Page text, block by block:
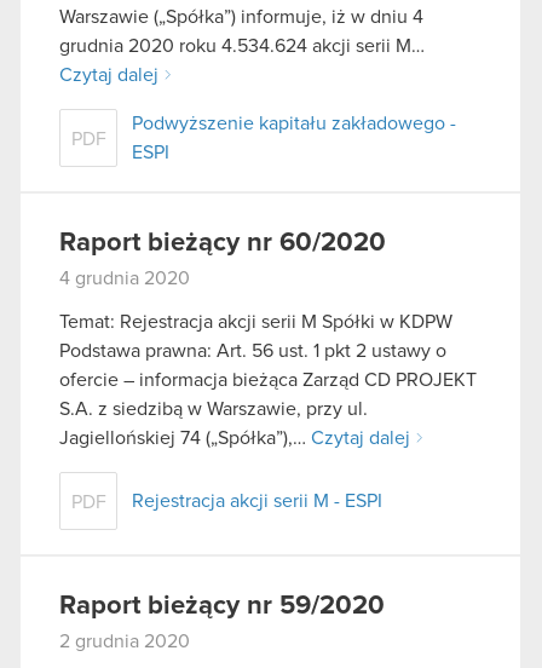
Warszawie („Spółka”) informuje, iż w dniu 4
grudnia 2020 roku 4.534.624 akcji serii M…
Czytaj dalej
PDF
Podwyższenie kapitału zakładowego -
ESPI
Raport bieżący nr 60/2020
4 grudnia 2020
Temat: Rejestracja akcji serii M Spółki w KDPW
Podstawa prawna: Art. 56 ust. 1 pkt 2 ustawy o
ofercie – informacja bieżąca Zarząd CD PROJEKT
S.A. z siedzibą w Warszawie, przy ul.
Jagiellońskiej 74 („Spółka”),… Czytaj dalej
PDF Rejestracja akcji serii M - ESPI
Raport bieżący nr 59/2020
2 grudnia 2020